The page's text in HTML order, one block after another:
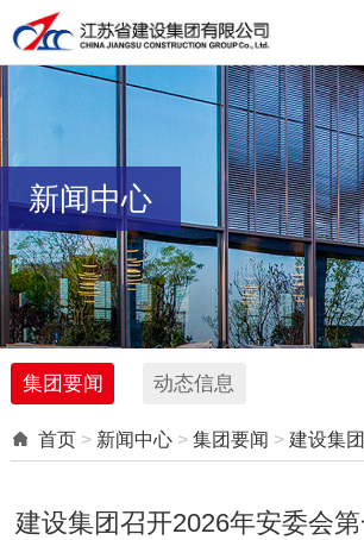
新闻中心
集团要闻 动态信息
 首页 > 新闻中心 >集团要闻 >建设集团召开2026年安委会
建设集团召开2026年安委会第